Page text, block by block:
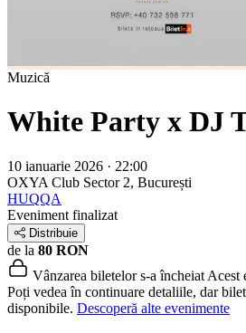
Muzică
White Party x DJ
10 ianuarie 2026 · 22:00
OXYA Club Sector 2, București
HUQQA
Eveniment finalizat
Distribuie
de la 80 RON
Vânzarea biletelor s-a încheiat Acest
Poți vedea în continuare detaliile, dar
disponibile. Descoperă alte evenimente